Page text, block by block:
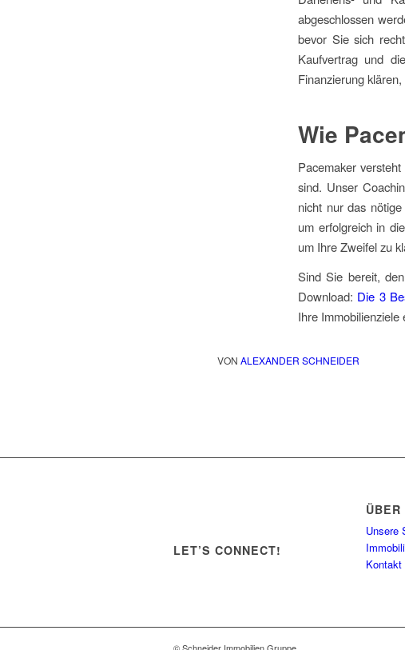
abgeschlossen
bevor Sie sich
Kaufvertrag und
Finanzierung
Wie
Pacemaker
sind. Unser
nicht nur das
um erfolgreich in
um Ihre Zweifel zu
Sind Sie bereit,
Download: Die 3
Ihre Immobilienziele
VON ALEXANDER SCHNEIDER
LET’S CONNECT!
ÜBER
Unsere
Kontakt